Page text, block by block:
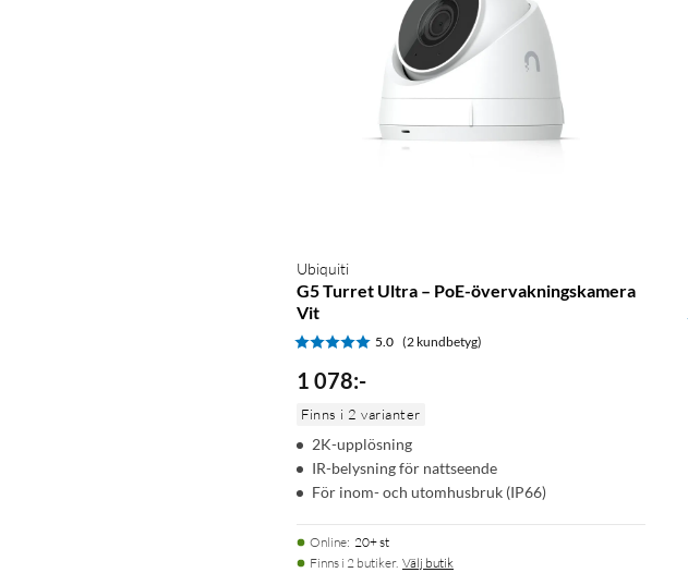
Ubiquiti
G5 Turret Ultra – PoE-övervakningskamera
Vit
5.0 (2 kundbetyg)
1 078:-
Finns i 2 varianter
2K-upplösning
IR-belysning för nattseende
För inom- och utomhusbruk (IP66)
Online: 20+ st
Finns i 2 butiker. Välj butik